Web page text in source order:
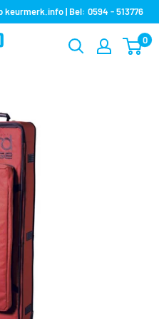
keurmerk.info | Bel: 0594 - 513776
0